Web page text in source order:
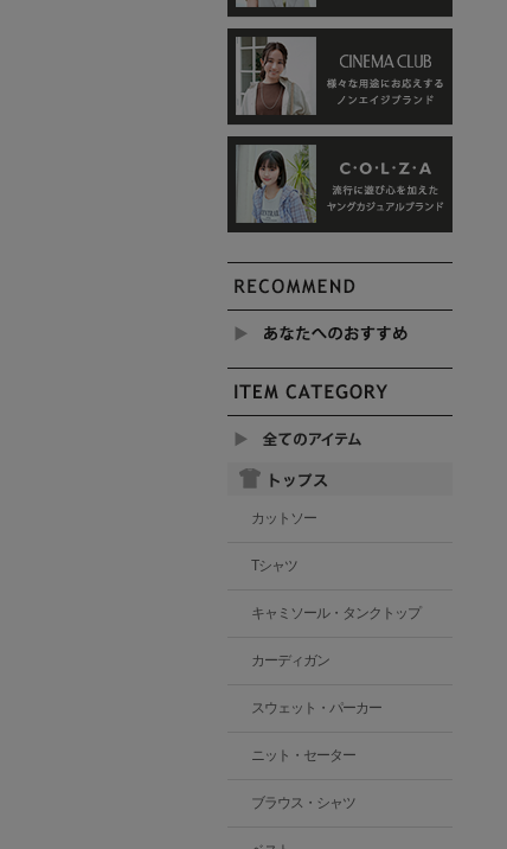
カットソー
Tシャツ
キャミソール・タンクトップ
カーディガン
スウェット・パーカー
ニット・セーター
ブラウス・シャツ